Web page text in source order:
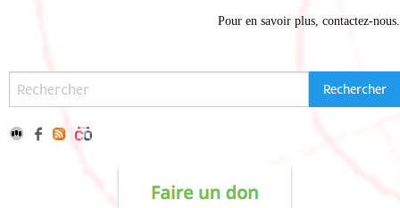
Pour en savoir plus, contactez-nous